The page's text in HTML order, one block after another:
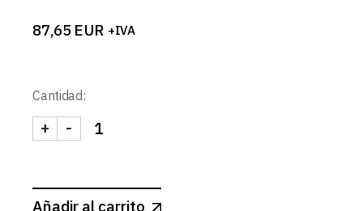
87,65 EUR +IVA
Cantidad:
CARRIL MAGNETICO EMPOTRABLE
-
+
Añadir al carrito